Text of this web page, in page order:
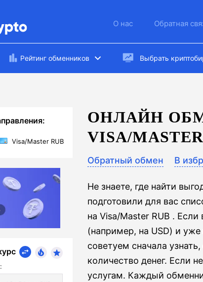
О нас Обратная
Рейтинг обменников Выбрать
Visa/Master RUB
ОНЛАЙН
VISA/
Обратный обмен В
Не знаете, где найти
подготовили для вас
на Visa/Master RUB .
(например, на USD) и
советуем сначала
количество денег. Если
услугам. Каждый